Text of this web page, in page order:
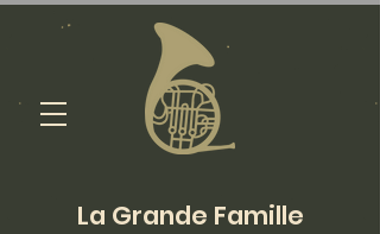
La Grande Famille